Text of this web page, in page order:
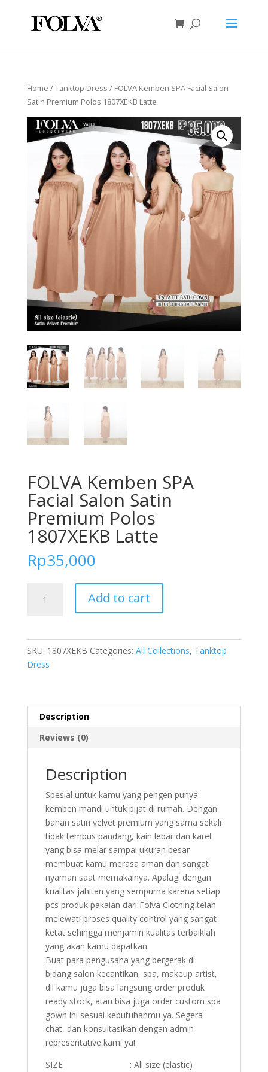
Home /Tanktop Dress / FOLVA Kemben SPA Facial Salon
Satin Premium Polos 1807XEKB Latte
FOLVA Kemben SPA
Facial Salon Satin
Premium Polos
1807XEKB Latte
Rp35,000
Kemben
Latte
quantity
Add to cart
SKU: 1807XEKB Categories: All Collections, Tanktop
Dress
Description
Reviews (0)
Description
Spesial untuk kamu yang pengen punya
kemben mandi untuk pijat di rumah. Dengan
bahan satin velvet premium yang sama sekali
tidak tembus pandang, kain lebar dan karet
yang bisa melar sampai ukuran besar
membuat kamu merasa aman dan sangat
nyaman saat memakainya. Apalagi dengan
kualitas jahitan yang sempurna karena setiap
pcs produk pakaian dari Folva Clothing telah
melewati proses quality control yang sangat
ketat sehingga menjamin kualitas terbaiklah
yang akan kamu dapatkan.
Buat para pengusaha yang bergerak di
bidang salon kecantikan, spa, makeup artist,
dll kamu juga bisa langsung order produk
ready stock, atau bisa juga order custom spa
gown ini sesuai kebutuhanmu ya. Segera
chat, dan konsultasikan dengan admin
representative kami ya!
SIZE : All size (elastic)